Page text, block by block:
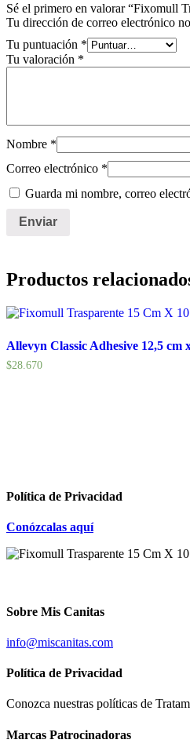
Sé el primero en valorar “Fixomull
Tu dirección de correo electrónico
Tu puntuación *
Tu valoración *
Nombre *
Correo electrónico *
Guarda mi nombre, correo
Productos
Allevyn Classic Adhesive 12,5 cm
$28.670
Política de Privacidad
Conózcalas aquí
Sobre Mis Canitas
info@miscanitas.com
Política de Privacidad
Conozca nuestras políticas de
Marcas Patrocinadoras